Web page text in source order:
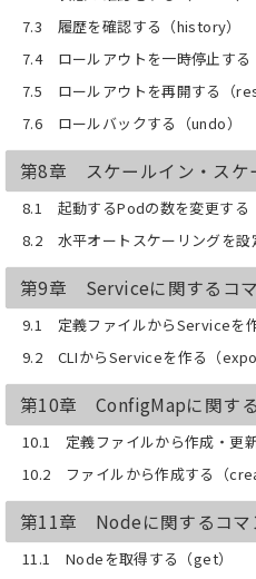
7.3 履歴を確認する（history）
7.4 ロールアウトを一時停止する
7.5 ロールアウトを再開する（
7.6 ロールバックする（undo）
第8章 スケールイン・スケ
8.1 起動するPodの数を変更する
8.2 水平オートスケーリングを設
第9章 Serviceに関するコ
9.1 定義ファイルからServiceを
9.2 CLIからServiceを作る（
第10章 ConfigMapに関す
10.1 定義ファイルから作成・更
10.2 ファイルから作成する（
第11章 Nodeに関するコマ
11.1 Nodeを取得する（get）